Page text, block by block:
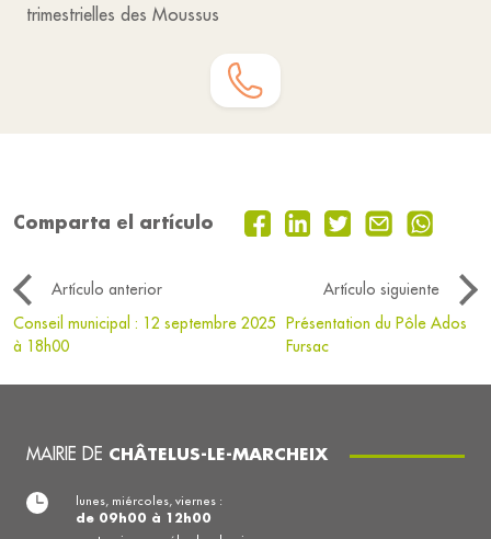
trimestrielles des Moussus
Comparta el artículo
Artículo anterior
Artículo siguiente
Conseil municipal : 12 septembre 2025
à 18h00
Présentation du Pôle Ados
Fursac
MAIRIE DE CHÂTELUS-LE-MARCHEIX
lunes, miércoles, viernes :
de 09h00 à 12h00